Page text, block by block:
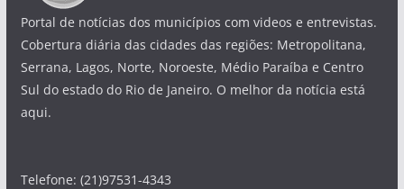
Portal de notícias dos municípios com videos e entrevistas.
Cobertura diária das cidades das regiões: Metropolitana,
Serrana, Lagos, Norte, Noroeste, Médio Paraíba e Centro
Sul do estado do Rio de Janeiro. O melhor da notícia está
aqui.
Telefone: (21)97531-4343